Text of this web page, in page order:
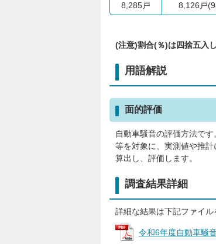
8,285戸
8,126戸
(注意)割合(％)は四捨五入
用語解説
面的評価
自動車騒音の評価方法で
等を対象に、実測値や推
算出し、評価します。
調査結果詳細
詳細な結果は下記ファイル
令和6年度自動車騒